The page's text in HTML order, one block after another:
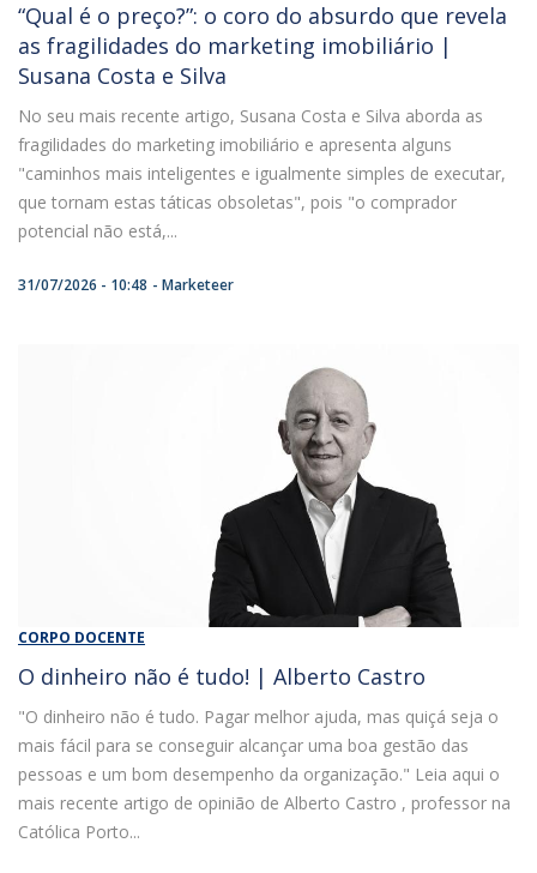
“Qual é o preço?”: o coro do absurdo que revela
as fragilidades do marketing imobiliário |
Susana Costa e Silva
No seu mais recente artigo, Susana Costa e Silva aborda as
fragilidades do marketing imobiliário e apresenta alguns
"caminhos mais inteligentes e igualmente simples de executar,
que tornam estas táticas obsoletas", pois "o comprador
potencial não está,...
31/07/2026 - 10:48 Marketeer
CORPO DOCENTE
O dinheiro não é tudo! | Alberto Castro
"O dinheiro não é tudo. Pagar melhor ajuda, mas quiçá seja o
mais fácil para se conseguir alcançar uma boa gestão das
pessoas e um bom desempenho da organização." Leia aqui o
mais recente artigo de opinião de Alberto Castro , professor na
Católica Porto...